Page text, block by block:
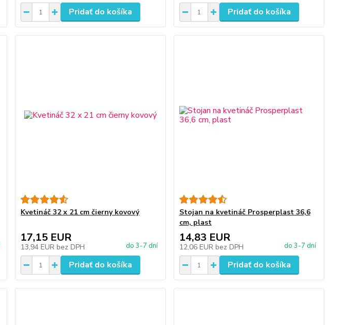
Pridať do košíka Pridať do košíka
Kvetináč 32 x 21 cm čierny kovový
17,15 EUR
13,94 EUR bez DPH do 3-7 dní
Pridať do košíka
Stojan na kvetináč Prosperplast 36,6
cm, plast
14,83 EUR
12,06 EUR bez DPH do 3-7 dní
Pridať do košíka